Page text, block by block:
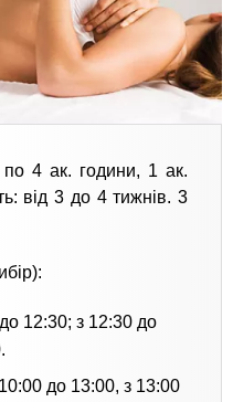
по 4 ак. години, 1 ак.
від 3 до 4 тижнів. 3
12:30; з 12:30 до
до 13:00, з 13:00